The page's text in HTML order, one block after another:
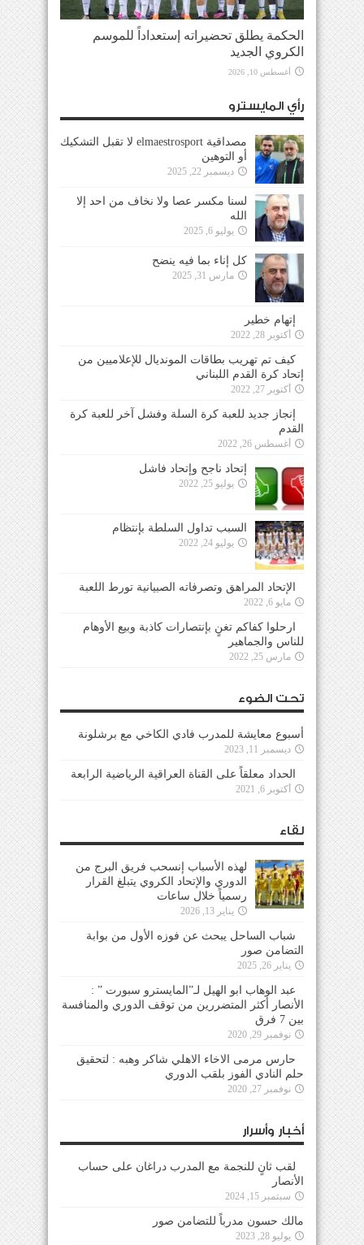
الحكمة يطلق تحضيراته إستعداداً للموسم
الكروي الجديد
أغسطس 10, 2026
رأي المايسترو
مصداقية elmaestrosport لا تقبل التشكيك
أو التوهين
ديسمبر 22, 2025
لسنا مكسر عصا ولا نخاف من احد إلا
الله
يوليو 6, 2025
كل إناء بما فيه ينضح
مارس 31, 2025
إتهام خطير
أكتوبر 28, 2022
كيف تم تهريب بطاقات المونديال للإعلاميين من
إتحاد كرة القدم اللبناني
أكتوبر 27, 2022
إنجاز جديد للعبة كرة السلة وفشل آخر للعبة كرة
القدم
أغسطس 26, 2022
إتحاد ناجح وإتحاد فاشل
يوليو 25, 2022
السبب تداول السلطة بإنتظام
يوليو 24, 2022
الإتحاد المراهق وتصرفاته الصبيانية تورط اللعبة
مايو 6, 2022
ارحلوا كفاكم تغنٍ بإنتصارات كاذبة وبيع الأوهام
للناس والجماهير
مارس 25, 2022
تحت الضوء
أسبوع معايشة للمدرب فادي الكاخي مع برشلونة
ديسمبر 11, 2023
الحداد معلقاً على القناة العراقية الرياضية الرابعة
أكتوبر 6, 2021
لقاء
لهذه الأسباب إنسحب فريق البرج من
الدوري والإتحاد الكروي يتبلغ القرار
رسمياً خلال ساعات
يناير 13, 2026
شباب الساحل يبحث عن فوزه الأول من بوابة
التضامن صور
يناير 26, 2025
عبد الوهاب ابو الهيل لـ”المايسترو سبورت ” :
الأنصار أكثر المتضررين من توقف الدوري والمنافسة
بين 7 فرق
نوفمبر 29, 2020
حارس مرمى الاخاء الاهلي شاكر وهبه : لتحقيق
حلم النادي الفوز بلقب الدوري
نوفمبر 27, 2020
أخبار وأسرار
لقب ثانٍ للنجمة مع المدرب دراغان على حساب
الأنصار
سبتمبر 15, 2024
مالك حسون مدرباً للتضامن صور
يوليو 28, 2023